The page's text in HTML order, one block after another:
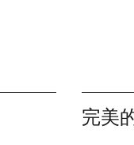
完美